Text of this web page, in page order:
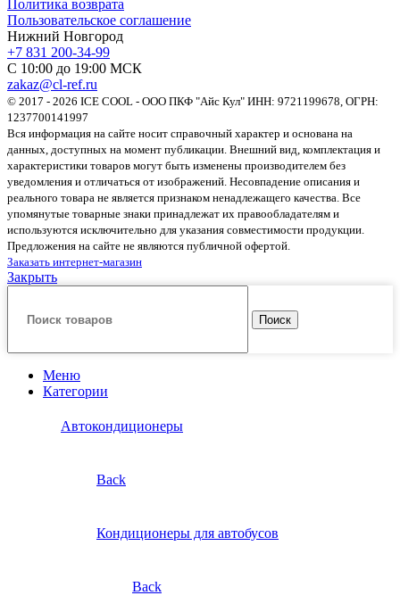
Политика возврата
Пользовательское соглашение
Нижний Новгород
+7 831 200-34-99
С 10:00 до 19:00 МСК
zakaz@cl-ref.ru
© 2017 - 2026 ICE COOL - ООО ПКФ "Айс Кул" ИНН: 9721199678, ОГРН:
1237700141997
Вся информация на сайте носит справочный характер и основана на
данных, доступных на момент публикации. Внешний вид, комплектация и
характеристики товаров могут быть изменены производителем без
уведомления и отличаться от изображений. Несовпадение описания и
реального товара не является признаком ненадлежащего качества. Все
упомянутые товарные знаки принадлежат их правообладателям и
используются исключительно для указания совместимости продукции.
Предложения на сайте не являются публичной офертой.
Заказать интернет-магазин
Закрыть
Поиск
Меню
Категории
Автокондиционеры
Back
Кондиционеры для автобусов
Back